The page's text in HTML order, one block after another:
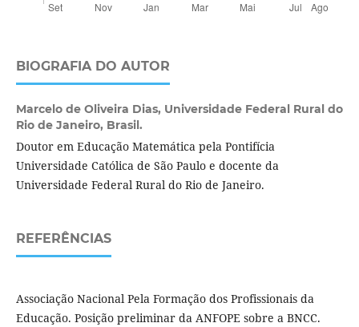
BIOGRAFIA DO AUTOR
Marcelo de Oliveira Dias, Universidade Federal Rural do
Rio de Janeiro, Brasil.
Doutor em Educação Matemática pela Pontifícia
Universidade Católica de São Paulo e docente da
Universidade Federal Rural do Rio de Janeiro.
REFERÊNCIAS
Associação Nacional Pela Formação dos Profissionais da
Educação. Posição preliminar da ANFOPE sobre a BNCC.